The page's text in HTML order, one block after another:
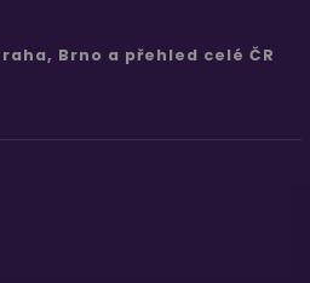
Brno a přehled celé ČR